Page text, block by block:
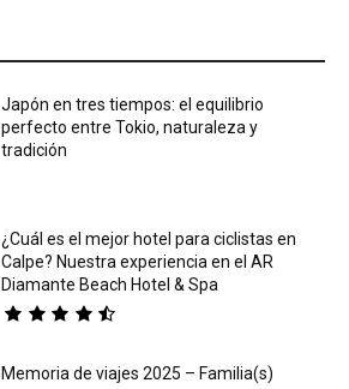
Japón en tres tiempos: el equilibrio
perfecto entre Tokio, naturaleza y
tradición
¿Cuál es el mejor hotel para ciclistas en
Calpe? Nuestra experiencia en el AR
Diamante Beach Hotel & Spa
Memoria de viajes 2025 – Familia(s)